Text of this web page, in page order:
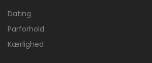
Dating
Parforhold
Kærlighed